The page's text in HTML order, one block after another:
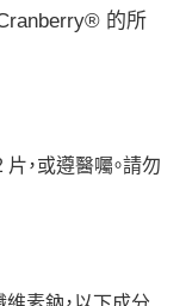
的所
，或遵醫囑。請勿